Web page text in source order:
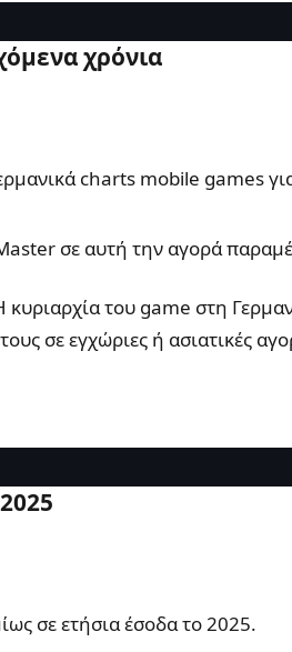
χρόνια
charts mobile games
σε αυτή την αγορά
του game στη
σε εγχώριες ή ασιατικές
σε ετήσια έσοδα το 2025.